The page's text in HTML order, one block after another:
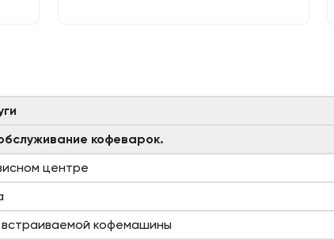
кофеварок.
центре
кофемашины